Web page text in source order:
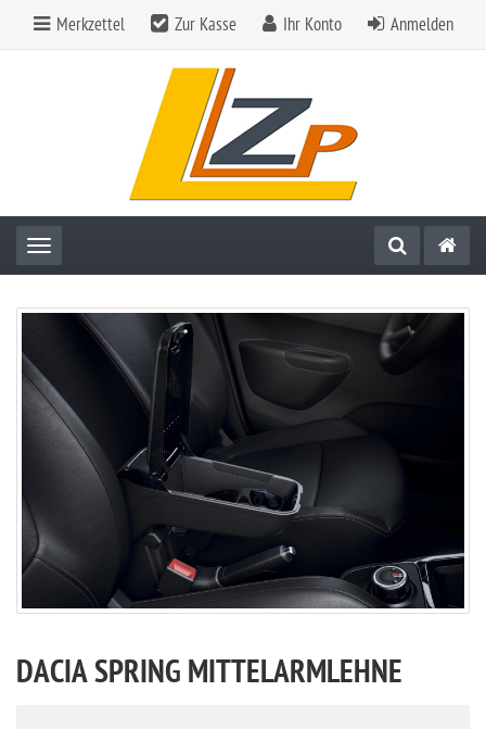
Merkzettel Zur Kasse Ihr Konto Anmelden
Toggle navigation
DACIA SPRING MITTELARMLEHNE